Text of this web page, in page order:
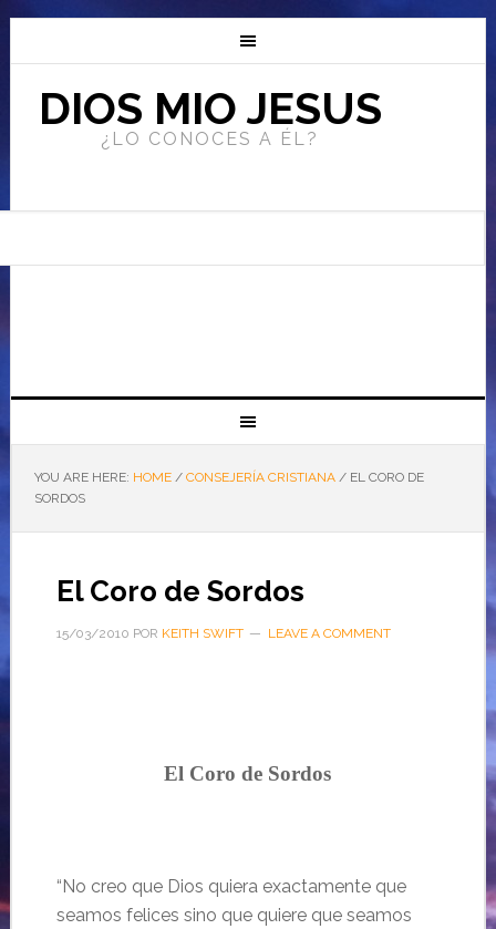
DIOS MIO JESUS
¿LO CONOCES A ÉL?
YOU ARE HERE: HOME / CONSEJERÍA CRISTIANA /EL CORO DE
SORDOS
El Coro de Sordos
15/03/2010 POR KEITH SWIFT LEAVE A COMMENT
El Coro de Sordos
“No creo que Dios quiera exactamente que
seamos felices sino que quiere que seamos